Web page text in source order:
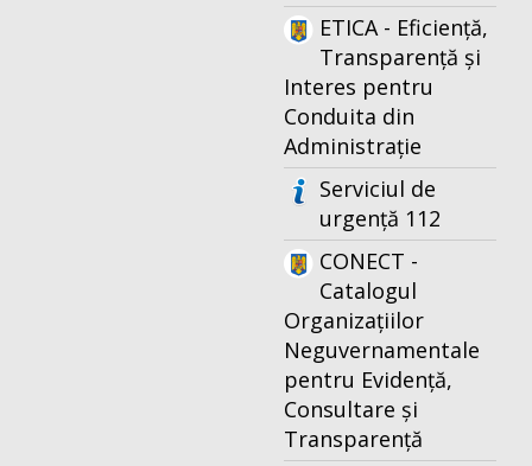
ETICA - Eficiență,
Transparență și
Interes pentru
Conduita din
Administrație
Serviciul de
urgență 112
CONECT -
Catalogul
Organizațiilor
Neguvernamentale
pentru Evidență,
Consultare și
Transparență